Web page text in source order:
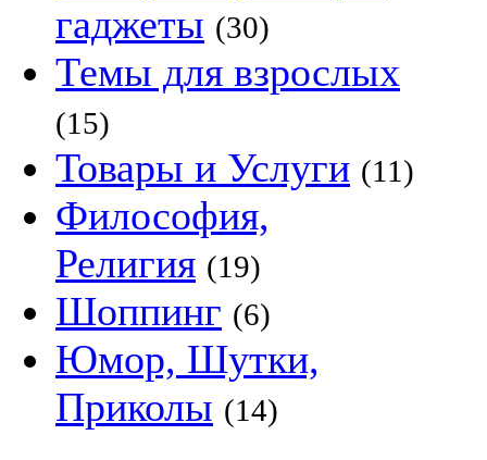
гаджеты (30)
Темы для взрослых
(15)
Товары и Услуги (11)
Философия,
Религия (19)
Шоппинг (6)
Юмор, Шутки,
Приколы (14)